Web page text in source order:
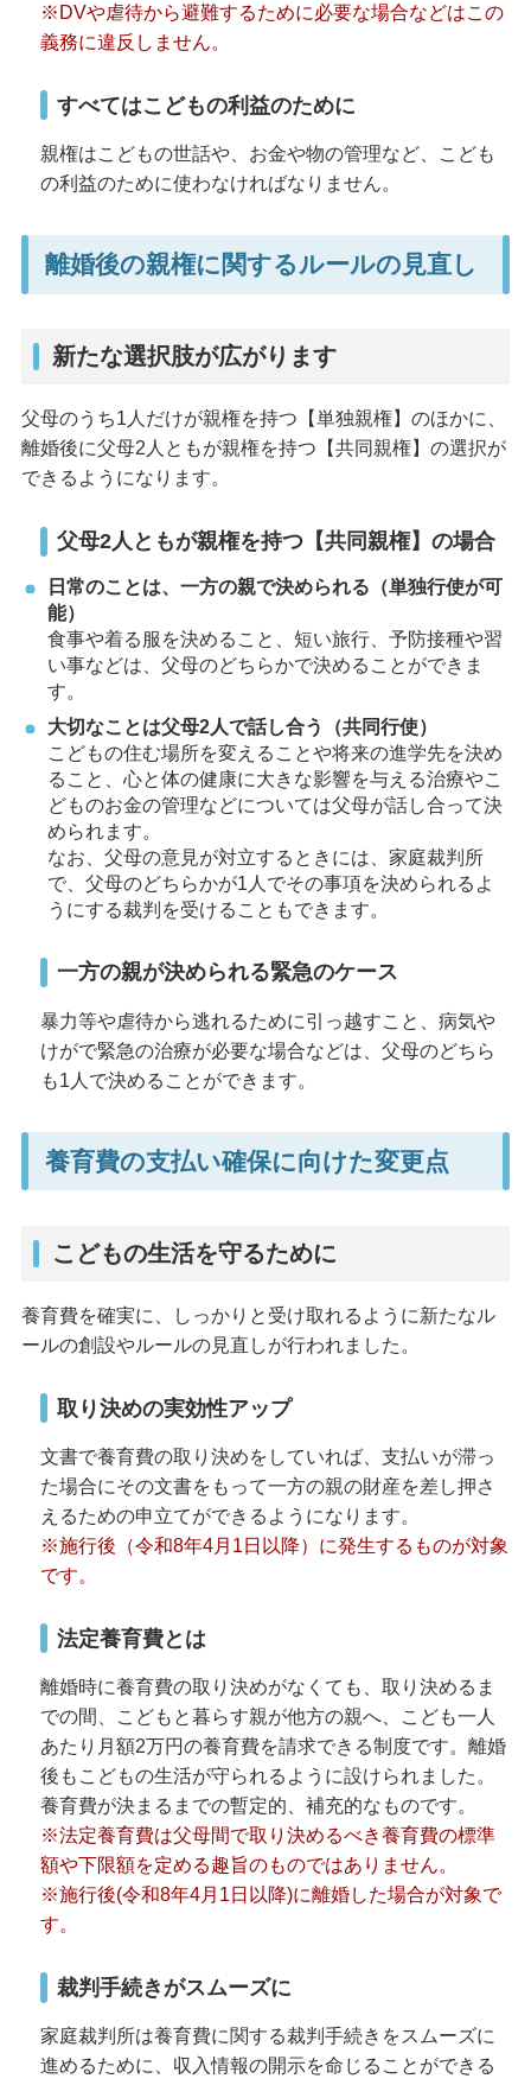
※DVや虐待から避難するために必要な場合などはこの
義務に違反しません。
すべてはこどもの利益のために
親権はこどもの世話や、お金や物の管理など、こども
の利益のために使わなければなりません。
離婚後の親権に関するルールの見直し
新たな選択肢が広がります
父母のうち1人だけが親権を持つ【単独親権】のほかに、
離婚後に父母2人ともが親権を持つ【共同親権】の選択が
できるようになります。
父母2人ともが親権を持つ【共同親権】の場合
日常のことは、一方の親で決められる（単独行使が可
能）
食事や着る服を決めること、短い旅行、予防接種や習
い事などは、父母のどちらかで決めることができま
す。
大切なことは父母2人で話し合う（共同行使）
こどもの住む場所を変えることや将来の進学先を決め
ること、心と体の健康に大きな影響を与える治療やこ
どものお金の管理などについては父母が話し合って決
められます。
なお、父母の意見が対立するときには、家庭裁判所
で、父母のどちらかが1人でその事項を決められるよ
うにする裁判を受けることもできます。
一方の親が決められる緊急のケース
暴力等や虐待から逃れるために引っ越すこと、病気や
けがで緊急の治療が必要な場合などは、父母のどちら
も1人で決めることができます。
養育費の支払い確保に向けた変更点
こどもの生活を守るために
養育費を確実に、しっかりと受け取れるように新たなル
ールの創設やルールの見直しが行われました。
取り決めの実効性アップ
文書で養育費の取り決めをしていれば、支払いが滞っ
た場合にその文書をもって一方の親の財産を差し押さ
えるための申立てができるようになります。
※施行後（令和8年4月1日以降）に発生するものが対象
です。
法定養育費とは
離婚時に養育費の取り決めがなくても、取り決めるま
での間、こどもと暮らす親が他方の親へ、こども一人
あたり月額2万円の養育費を請求できる制度です。離婚
後もこどもの生活が守られるように設けられました。
養育費が決まるまでの暫定的、補充的なものです。
※法定養育費は父母間で取り決めるべき養育費の標準
額や下限額を定める趣旨のものではありません。
※施行後(令和8年4月1日以降)に離婚した場合が対象で
す。
裁判手続きがスムーズに
家庭裁判所は養育費に関する裁判手続きをスムーズに
進めるために、収入情報の開示を命じることができる